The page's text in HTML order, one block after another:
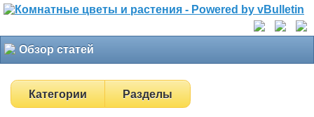
Обзор статей
Категории Разделы